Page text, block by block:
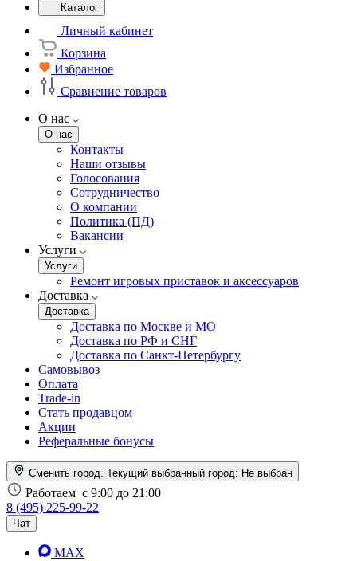
Каталог
Личный кабинет
Корзина
Избранное
Сравнение товаров
О нас
О нас
Контакты
Наши отзывы
Голосования
Сотрудничество
О компании
Политика (ПД)
Вакансии
Услуги
Услуги
Ремонт игровых приставок и аксессуаров
Доставка
Доставка
Доставка по Москве и МО
Доставка по РФ и СНГ
Доставка по Санкт-Петербургу
Самовывоз
Оплата
Trade-in
Стать продавцом
Акции
Реферальные бонусы
Сменить город. Текущий выбранный город: Не выбран
Работаем с 9:00 до 21:00
8 (495) 225-99-22
Чат
MAX